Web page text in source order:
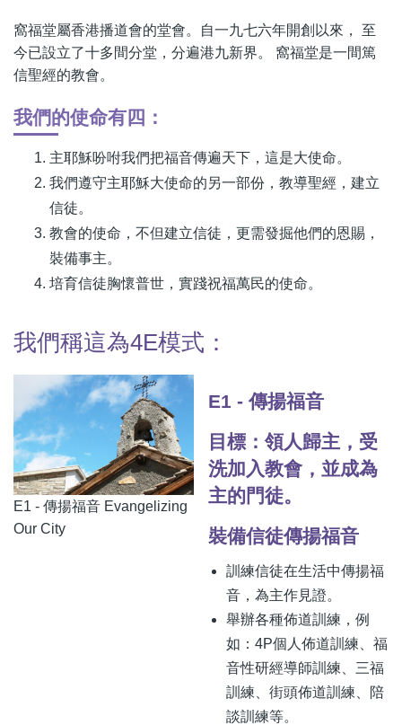
窩福堂屬香港播道會的堂會。自一九七六年開創以來， 至
今已設立了十多間分堂，分遍港九新界。 窩福堂是一間篤
信聖經的教會。
我們的使命有四：
主耶穌吩咐我們把福音傳遍天下，這是大使命。
我們遵守主耶穌大使命的另一部份，教導聖經，建立
信徒。
教會的使命，不但建立信徒，更需發掘他們的恩賜，
裝備事主。
培育信徒胸懷普世，實踐祝福萬民的使命。
我們稱這為4E模式：
E1 - 傳揚福音 Evangelizing
Our City
E1 - 傳揚福音
目標：領人歸主，受
洗加入教會，並成為
主的門徒。
裝備信徒傳揚福音
訓練信徒在生活中傳揚福
音，為主作見證。
舉辦各種佈道訓練，例
如：4P個人佈道訓練、福
音性研經導師訓練、三福
訓練、街頭佈道訓練、陪
談訓練等。